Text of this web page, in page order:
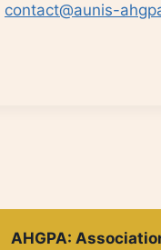
contact@aunis-
AHGPA: